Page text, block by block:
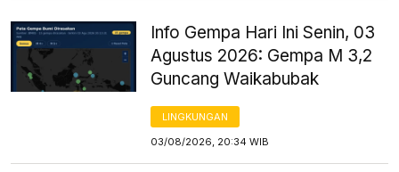
Info Gempa Hari Ini Senin, 03
Agustus 2026: Gempa M 3,2
Guncang Waikabubak
LINGKUNGAN
03/08/2026, 20:34 WIB